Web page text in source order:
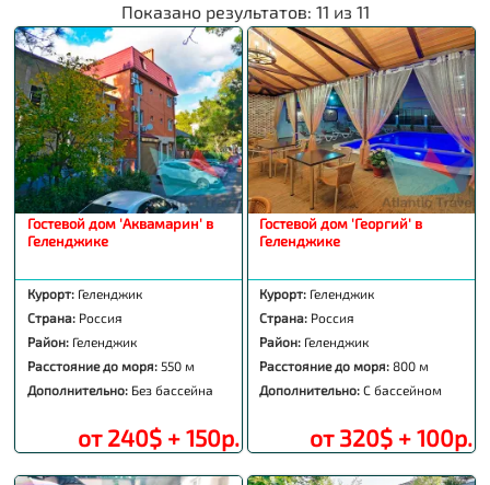
Показано результатов: 11 из 11
Гостевой дом 'Аквамарин' в
Геленджике
Курорт: Геленджик
Страна: Россия
Район: Геленджик
Расстояние до моря: 550 м
Дополнительно: Без бассейна
от 240$ + 150р.
Гостевой дом 'Георгий' в
Геленджике
Курорт: Геленджик
Страна: Россия
Район: Геленджик
Расстояние до моря:800 м
Дополнительно:С бассейном
от 320$ + 100р.